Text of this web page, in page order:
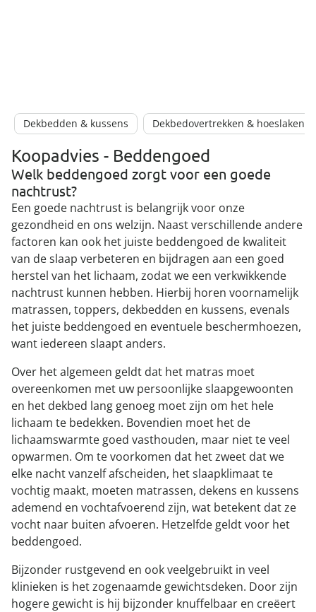
Dekbedden & kussens Dekbedovertrekken & hoeslakens
Koopadvies - Beddengoed
Welk beddengoed zorgt voor een goede
nachtrust?
Een goede nachtrust is belangrijk voor onze
gezondheid en ons welzijn. Naast verschillende andere
factoren kan ook het juiste beddengoed de kwaliteit
van de slaap verbeteren en bijdragen aan een goed
herstel van het lichaam, zodat we een verkwikkende
nachtrust kunnen hebben. Hierbij horen voornamelijk
matrassen, toppers, dekbedden en kussens, evenals
het juiste beddengoed en eventuele beschermhoezen,
want iedereen slaapt anders.
Over het algemeen geldt dat het matras moet
overeenkomen met uw persoonlijke slaapgewoonten
en het dekbed lang genoeg moet zijn om het hele
lichaam te bedekken. Bovendien moet het de
lichaamswarmte goed vasthouden, maar niet te veel
opwarmen. Om te voorkomen dat het zweet dat we
elke nacht vanzelf afscheiden, het slaapklimaat te
vochtig maakt, moeten matrassen, dekens en kussens
ademend en vochtafvoerend zijn, wat betekent dat ze
vocht naar buiten afvoeren. Hetzelfde geldt voor het
beddengoed.
Bijzonder rustgevend en ook veelgebruikt in veel
klinieken is het zogenaamde gewichtsdeken. Door zijn
hogere gewicht is hij bijzonder knuffelbaar en creëert